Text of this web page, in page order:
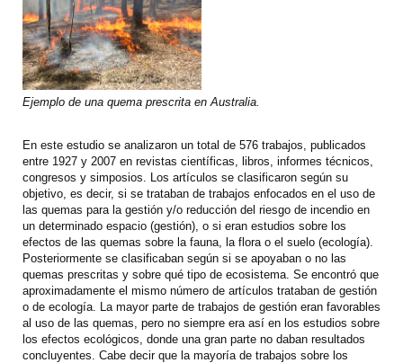
Ejemplo de una quema prescrita en Australia.
En este estudio se analizaron un total de 576 trabajos, publicados
entre 1927 y 2007 en revistas científicas, libros, informes técnicos,
congresos y simposios. Los artículos se clasificaron según su
objetivo, es decir, si se trataban de trabajos enfocados en el uso de
las quemas para la gestión y/o reducción del riesgo de incendio en
un determinado espacio (gestión), o si eran estudios sobre los
efectos de las quemas sobre la fauna, la flora o el suelo (ecología).
Posteriormente se clasificaban según si se apoyaban o no las
quemas prescritas y sobre qué tipo de ecosistema. Se encontró que
aproximadamente el mismo número de artículos trataban de gestión
o de ecología. La mayor parte de trabajos de gestión eran favorables
al uso de las quemas, pero no siempre era así en los estudios sobre
los efectos ecológicos, donde una gran parte no daban resultados
concluyentes. Cabe decir que la mayoría de trabajos sobre los